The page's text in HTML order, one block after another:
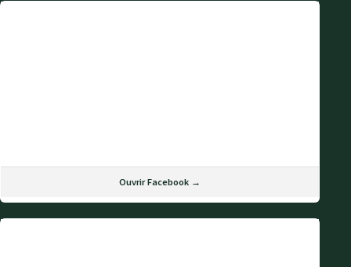
Ouvrir Facebook →